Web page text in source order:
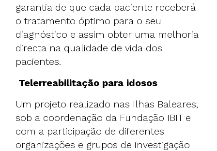
garantia de que cada paciente receberá
o tratamento óptimo para o seu
diagnóstico e assim obter uma melhoria
directa na qualidade de vida dos
pacientes.
Telerreabilitação para idosos
Um projeto realizado nas Ilhas Baleares,
sob a coordenação da Fundação IBIT e
com a participação de diferentes
organizações e grupos de investigação